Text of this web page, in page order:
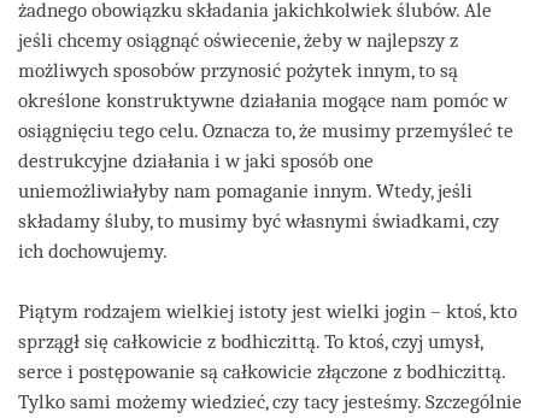
żadnego obowiązku składania jakichkolwiek ślubów. Ale
jeśli chcemy osiągnąć oświecenie, żeby w najlepszy z
możliwych sposobów przynosić pożytek innym, to są
określone konstruktywne działania mogące nam pomóc w
osiągnięciu tego celu. Oznacza to, że musimy przemyśleć te
destrukcyjne działania i w jaki sposób one
uniemożliwiałyby nam pomaganie innym. Wtedy, jeśli
składamy śluby, to musimy być własnymi świadkami, czy
ich dochowujemy.
Piątym rodzajem wielkiej istoty jest wielki jogin – ktoś, kto
sprzągł się całkowicie z bodhiczittą. To ktoś, czyj umysł,
serce i postępowanie są całkowicie złączone z bodhiczittą.
Tylko sami możemy wiedzieć, czy tacy jesteśmy. Szczególnie